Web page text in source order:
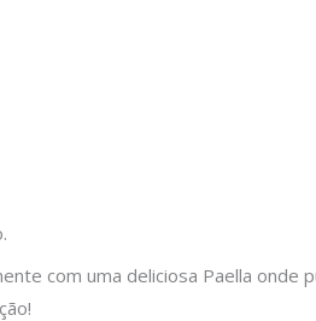
com uma deliciosa Paella onde